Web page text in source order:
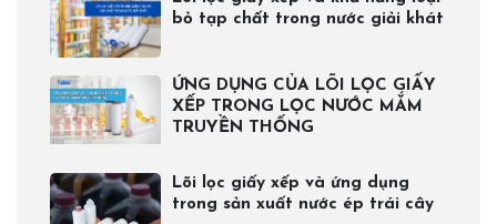
bỏ tạp chất trong nước giải khát
ỨNG DỤNG CỦA LÕI LỌC GIẤY
XẾP TRONG LỌC NƯỚC MẮM
TRUYỀN THỐNG
Lõi lọc giấy xếp và ứng dụng
trong sản xuất nước ép trái cây